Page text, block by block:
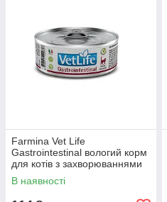
Farmina Vet Life
Gastrointestinal вологий корм
для котів з захворюваннями
ШКТ 85 г
В наявності